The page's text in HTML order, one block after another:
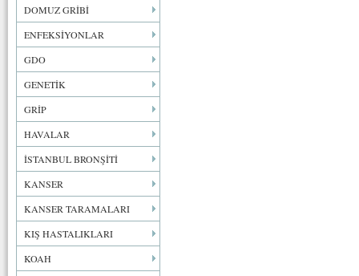
DOMUZ GRİBİ
ENFEKSİYONLAR
GDO
GENETİK
GRİP
HAVALAR
İSTANBUL BRONŞİTİ
KANSER
KANSER TARAMALARI
KIŞ HASTALIKLARI
KOAH